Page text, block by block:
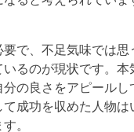
で、不足気味では
るのが現状です。本
の良さをアピール
成功を収めた人物
。